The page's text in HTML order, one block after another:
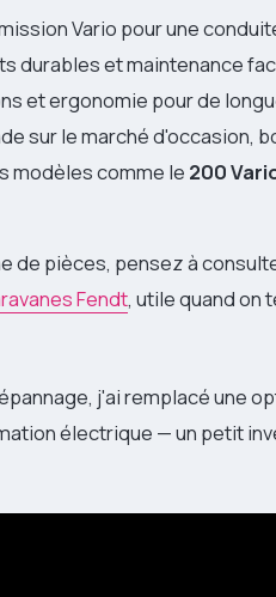
Vario pour une
durables et maintenance
et ergonomie pour de
sur le marché d'occasion,
modèles comme le 200
de pièces, pensez à
Fendt, utile quand on
j'ai remplacé une
électrique — un petit